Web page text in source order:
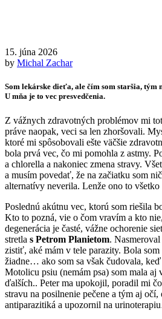
15. júna 2026
by Michal Zachar
Som lekárske dieťa, ale čím som staršia, tým
U mňa je to vec presvedčenia.
Z vážnych zdravotných problémov mi
práve naopak, veci sa len zhoršovali.
ktoré mi spôsobovali ešte väčšie
bola prvá vec, čo mi pomohla z astmy.
a chlorella a nakoniec zmena stravy.
a musím povedať, že na začiatku som
alternatívy neverila. Lenže ono to
Poslednú akútnu vec, ktorú som riešila
Kto to pozná, vie o čom vravím a kto
degenerácia je časté, vážne ochorenie
stretla s Petrom Planietom.
zistiť, aké mám v tele parazity. Bola som
žiadne… ako som sa však čudovala, keď
Motolicu psiu (nemám psa) som mala aj
ďalších.. Peter ma upokojil, poradil mi
stravu na posilnenie pečene a tým aj
antiparazitiká a upozornil na